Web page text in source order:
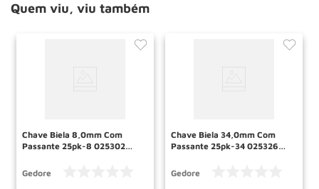
Quem viu, viu também
Chave Biela 8,0mm Com
Passante 25pk-8 025302
Gedore
Chave Biela 34,0mm Com
Passante 25pk-34 025326
Gedore